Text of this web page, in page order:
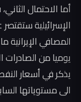
أما الاحتمال
الإسرائيلية
يوميا من الصادرات
يذكر في أسعار
الى مستوياتها